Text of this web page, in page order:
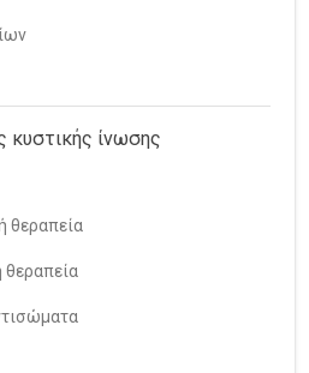
κυστικής ίνωσης
θεραπεία
θεραπεία